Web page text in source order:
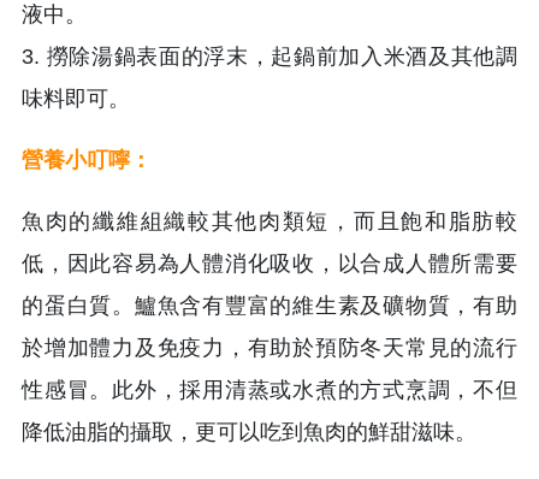
液中。
3. 撈除湯鍋表面的浮末，起鍋前加入米酒及其他調
味料即可。
營養小叮嚀：
魚肉的纖維組織較其他肉類短，而且飽和脂肪較
低，因此容易為人體消化吸收，以合成人體所需要
的蛋白質。鱸魚含有豐富的維生素及礦物質，有助
於增加體力及免疫力，有助於預防冬天常見的流行
性感冒。此外，採用清蒸或水煮的方式烹調，不但
降低油脂的攝取，更可以吃到魚肉的鮮甜滋味。